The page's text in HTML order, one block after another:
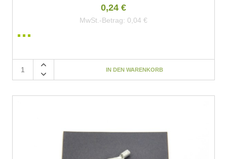
0,24 €
MwSt.-Betrag: 0,04 €